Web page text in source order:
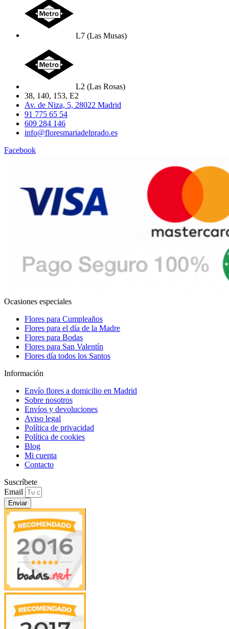
L7 (Las Musas)
L2 (Las Rosas)
38, 140, 153, E2
Av. de Niza, 5, 28022 Madrid
91 775 65 54
609 284 146
info@floresmariadelprado.es
Facebook
Ocasiones especiales
Flores para Cumpleaños
Flores para el día de la Madre
Flores para Bodas
Flores para San Valentín
Flores día todos los Santos
Información
Envío flores a domicilio en Madrid
Sobre nosotros
Envíos y devoluciones
Aviso legal
Política de privacidad
Política de cookies
Blog
Mi cuenta
Contacto
Suscríbete
Email
Enviar